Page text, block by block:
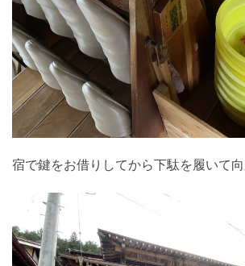
宿で鍵をお借りしてから下駄を履いて向